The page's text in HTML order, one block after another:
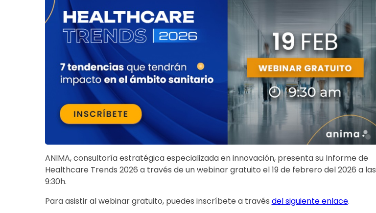
ANIMA, consultoría estratégica especializada en innovación, presenta su Informe de
Healthcare Trends 2026 a través de un webinar gratuito el 19 de febrero del 2026 a las
9:30h.
Para asistir al webinar gratuito, puedes inscríbete a través del siguiente enlace.